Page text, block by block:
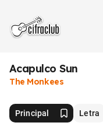
Acapulco Sun
The Monkees
Principal Letra